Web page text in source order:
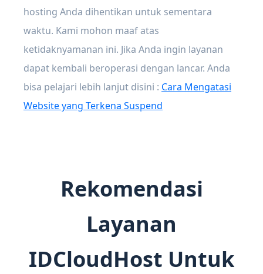
hosting Anda dihentikan untuk sementara
waktu. Kami mohon maaf atas
ketidaknyamanan ini. Jika Anda ingin layanan
dapat kembali beroperasi dengan lancar. Anda
bisa pelajari lebih lanjut disini : Cara Mengatasi
Website yang Terkena Suspend
Rekomendasi
Layanan
IDCloudHost Untuk